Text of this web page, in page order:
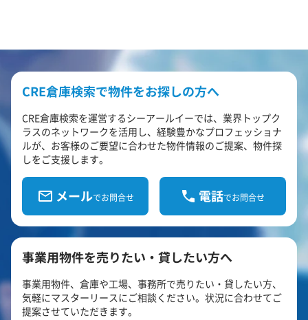
CRE倉庫検索で物件をお探しの方へ
CRE倉庫検索を運営するシーアールイーでは、業界トップク
ラスのネットワークを活用し、経験豊かなプロフェッショナ
ルが、お客様のご要望に合わせた物件情報のご提案、物件探
しをご支援します。
メールでお問合せ 電話でお問合せ
事業用物件を売りたい・貸したい方へ
事業用物件、倉庫や工場、事務所で売りたい・貸したい方、
気軽にマスターリースにご相談ください。状況に合わせてご
提案させていただきます。